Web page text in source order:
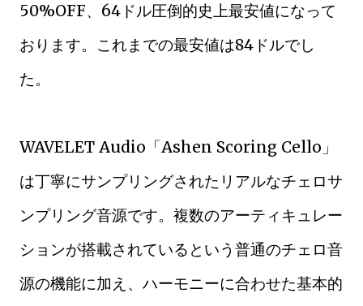
50%OFF、64ドル圧倒的史上最安値になって
おります。これまでの最安値は84ドルでし
た。
WAVELET Audio「Ashen Scoring Cello」
は丁寧にサンプリングされたリアルなチェロサ
ンプリング音源です。複数のアーティキュレー
ションが搭載されているという普通のチェロ音
源の機能に加え、ハーモニーに合わせた基本的